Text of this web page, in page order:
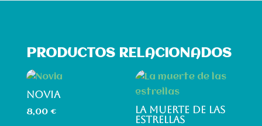
PRODUCTOS RELACIONADOS
NOVIA
8,00 €
LA MUERTE DE LAS
ESTRELLAS